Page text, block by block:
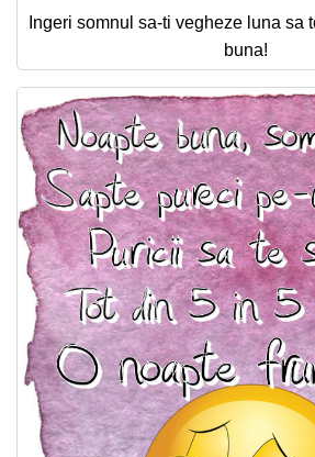
Ingeri somnul sa-ti vegheze luna sa
buna!